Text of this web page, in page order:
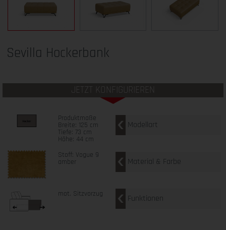
Sevilla Hockerbank
JETZT KONFIGURIEREN
Produktmaße
Breite: 125 cm
Tiefe: 73 cm
Höhe: 44 cm
Modellart
Stoff: Vogue 9
amber Material & Farbe
mot. Sitzvorzug Funktionen